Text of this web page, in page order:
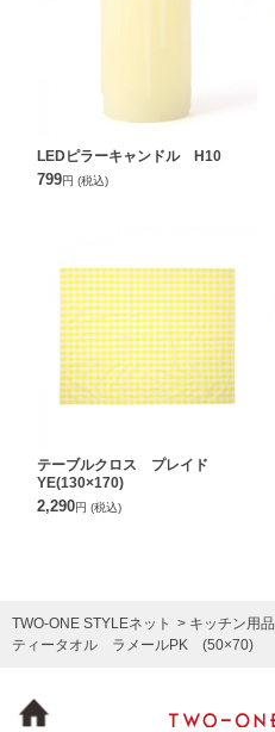
LEDピラーキャンドル H10
799円 (税込)
テーブルクロス プレイド
YE(130×170)
2,290円 (税込)
TWO-ONE STYLEネット
キッチン用品
ティータオル ラメールPK (50×70)